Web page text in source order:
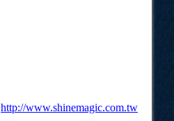
http://www.shinemagic.com.tw